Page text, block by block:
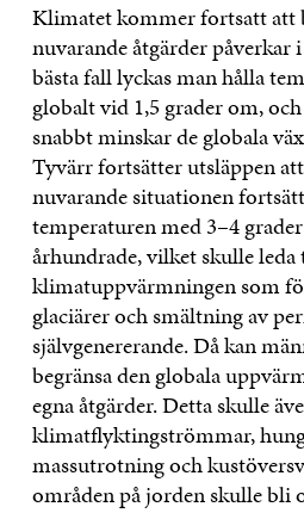
Klimatet kommer fortsatt att
nuvarande åtgärder
bästa fall lyckas man hålla
globalt vid 1,5 grader om,
snabbt minskar de globala
Tyvärr fortsätter utsläppen
nuvarande situationen
temperaturen med 3–4
århundrade, vilket skulle
klimatuppvärmningen som
glaciärer och smältning av
självgenererande. Då kan
begränsa den globala
egna åtgärder. Detta skulle
klimatflyktingströmmar,
massutrotning och
områden på jorden skulle bli